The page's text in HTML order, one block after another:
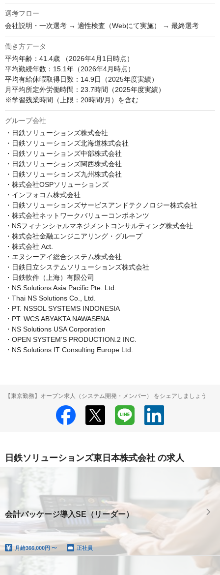
選考フロー
会社説明・一次選考 → 適性検査（Webにて実施） → 最終選考
働き方データ
平均年齢：41.4歳 （2026年4月1日時点）
平均勤続年数：15.1年（2026年4月時点）
平均有給休暇取得日数：14.9日（2025年度実績）
月平均所定外労働時間：23.7時間（2025年度実績）
※学習残業時間（上限：20時間/月）を含む
グループ会社
・日鉄ソリューションズ株式会社
・日鉄ソリューションズ北海道株式会社
・日鉄ソリューションズ中部株式会社
・日鉄ソリューションズ関西株式会社
・日鉄ソリューションズ九州株式会社
・株式会社OSPソリューションズ
・インフォコム株式会社
・日鉄ソリューションズサービスアンドテクノロジー株式会社
・株式会社ネットワークバリューコンポネンツ
・NSフィナンシャルマネジメントコンサルティング株式会社
・株式会社金融エンジニアリング・グループ
・株式会社 Act.
・エヌシーアイ総合システム株式会社
・日鉄日立システムソリューションズ株式会社
・日鉄軟件（上海）有限公司
・NS Solutions Asia Pacific Pte. Ltd.
・Thai NS Solutions Co., Ltd.
・PT. NSSOL SYSTEMS INDONESIA
・PT. WCS ABYAKTA NAWASENA
・NS Solutions USA Corporation
・OPEN SYSTEM’S PRODUCTION.2 INC.
・NS Solutions IT Consulting Europe Ltd.
【東京勤務】オープン求人（システム開発・メンバー） をシェアしましょう
日鉄ソリューションズ東日本株式会社 の求人
会計パッケージ導入SE（リーダー）
月給366,000円 〜 正社員